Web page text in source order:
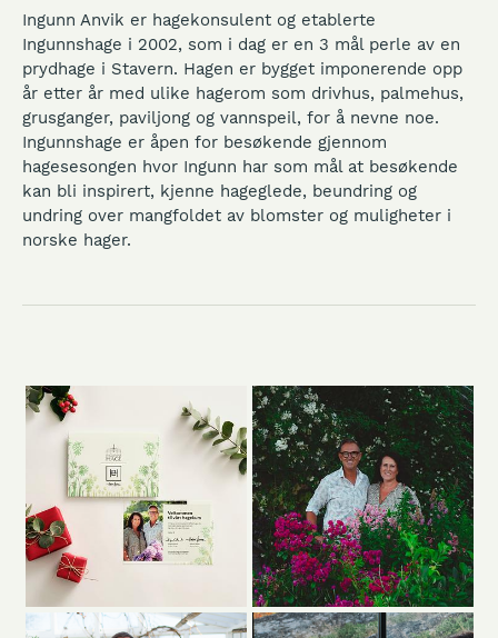
Ingunn Anvik er hagekonsulent og etablerte
Ingunnshage i 2002, som i dag er en 3 mål perle av en
prydhage i Stavern. Hagen er bygget imponerende opp
år etter år med ulike hagerom som drivhus, palmehus,
grusganger, paviljong og vannspeil, for å nevne noe.
Ingunnshage er åpen for besøkende gjennom
hagesesongen hvor Ingunn har som mål at besøkende
kan bli inspirert, kjenne hageglede, beundring og
undring over mangfoldet av blomster og muligheter i
norske hager.